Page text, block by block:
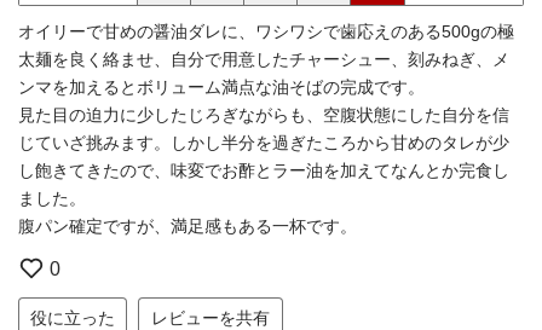
オイリーで甘めの醤油ダレに、ワシワシで歯応えのある500gの極
太麺を良く絡ませ、自分で用意したチャーシュー、刻みねぎ、メ
ンマを加えるとボリューム満点な油そばの完成です。
見た目の迫力に少したじろぎながらも、空腹状態にした自分を信
じていざ挑みます。しかし半分を過ぎたころから甘めのタレが少
し飽きてきたので、味変でお酢とラー油を加えてなんとか完食し
ました。
腹パン確定ですが、満足感もある一杯です。
0
役に立った レビューを共有